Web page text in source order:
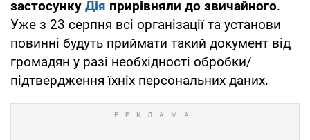
застосунку Дія прирівняли до звичайного.
Уже з 23 серпня всі організації та установи
повинні будуть приймати такий документ від
громадян у разі необхідності обробки/
підтвердження їхніх персональних даних.